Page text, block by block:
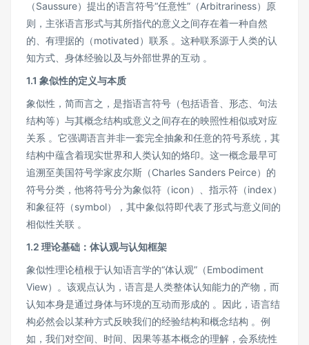
（Saussure）提出的语言符号“任意性”（Arbitrariness）原
则，主张语言形式与其所指代的意义之间存在着一种自然
的、有理据的（motivated）联系 。这种联系源于人类的认
知方式、身体经验以及与外部世界的互动 。
1.1 象似性的定义与本质
象似性，简而言之，是指语言符号（包括语音、形态、句法
结构等）与其概念结构或意义之间存在的映照性相似或对应
关系 。它强调语言并非一套完全抽象和任意的符号系统，其
结构中蕴含着现实世界和人类认知的烙印。这一概念最早可
追溯至美国符号学家皮尔斯（Charles Sanders Peirce）的
符号分类，他将符号分为象似符（icon）、指示符（index）
和象征符（symbol），其中象似符即代表了形式与意义间的
相似性关联 。
1.2 理论基础：体认观与认知框架
象似性理论植根于认知语言学的“体认观”（Embodiment
View）。该观点认为，语言是人类整体认知能力的产物，而
认知本身是通过身体与环境的互动而形成的 。因此，语言结
构必然会以某种方式反映我们的经验结构和概念结构 。例
如，我们对空间、时间、因果等基本概念的理解，会系统性